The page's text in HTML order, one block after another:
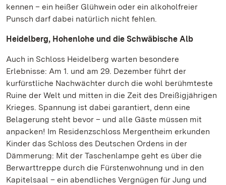
kennen – ein heißer Glühwein oder ein alkoholfreier
Punsch darf dabei natürlich nicht fehlen.
Heidelberg, Hohenlohe und die Schwäbische Alb
Auch in Schloss Heidelberg warten besondere
Erlebnisse: Am 1. und am 29. Dezember führt der
kurfürstliche Nachwächter durch die wohl berühmteste
Ruine der Welt und mitten in die Zeit des Dreißigjährigen
Krieges. Spannung ist dabei garantiert, denn eine
Belagerung steht bevor – und alle Gäste müssen mit
anpacken! Im Residenzschloss Mergentheim erkunden
Kinder das Schloss des Deutschen Ordens in der
Dämmerung: Mit der Taschenlampe geht es über die
Berwarttreppe durch die Fürstenwohnung und in den
Kapitelsaal – ein abendliches Vergnügen für Jung und